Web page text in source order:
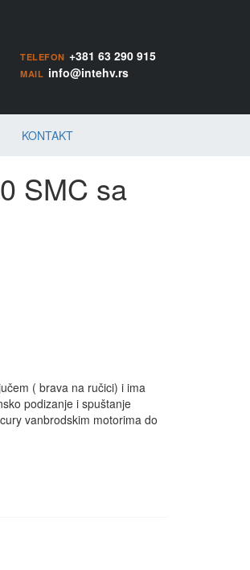
TELEFON +381 63 290 915
MAIL info@intehv.rs
KONTAKT
SMC sa
( brava na ručici) i ima
podizanje i spuštanje
vanbrodskim motorima do